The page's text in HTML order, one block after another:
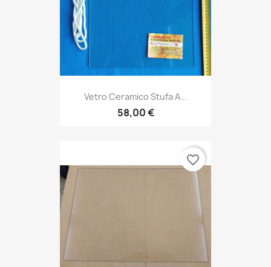
Vetro Ceramico Stufa A...
58,00 €
favorite_border